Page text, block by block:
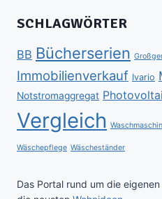
SCHLAGWÖRTER
BB Bücherserien
Immobilienverkauf Ivario
Notstromaggregat
Vergleich
Wäschepflege Wäscheständer
Das Portal rund um die